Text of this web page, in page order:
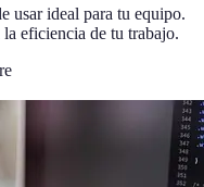
usar ideal para tu equipo.
eficiencia de tu trabajo.